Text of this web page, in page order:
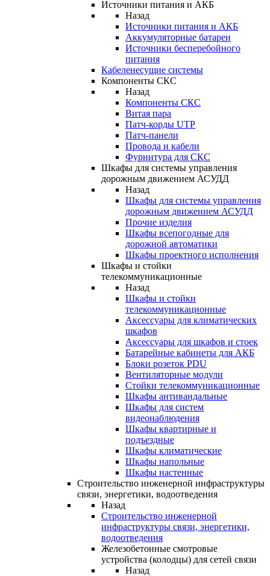
Источники питания и АКБ
Назад
Источники питания и АКБ
Аккумуляторные батареи
Источники бесперебойного
питания
Кабеленесущие системы
Компоненты СКС
Назад
Компоненты СКС
Витая пара
Патч-корды UTP
Патч-панели
Провода и кабели
Фурнитура для СКС
Шкафы для системы управления
дорожным движением АСУДД
Назад
Шкафы для системы управления
дорожным движением АСУДД
Прочие изделия
Шкафы всепогодные для
дорожной автоматики
Шкафы проектного исполнения
Шкафы и стойки
телекоммуникационные
Назад
Шкафы и стойки
телекоммуникационные
Аксессуары для климатических
шкафов
Аксессуары для шкафов и стоек
Батарейные кабинеты для АКБ
Блоки розеток PDU
Вентиляторные модули
Стойки телекоммуникационные
Шкафы антивандальные
Шкафы для систем
видеонаблюдения
Шкафы квартирные и
подъездные
Шкафы климатические
Шкафы напольные
Шкафы настенные
Строительство инженерной инфраструктуры
связи, энергетики, водоотведения
Назад
Строительство инженерной
инфраструктуры связи, энергетики,
водоотведения
Железобетонные смотровые
устройства (колодцы) для сетей связи
Назад